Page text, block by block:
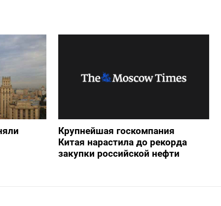
Крупнейшая госкомпания
Китая нарастила до рекорда
закупки российской нефти